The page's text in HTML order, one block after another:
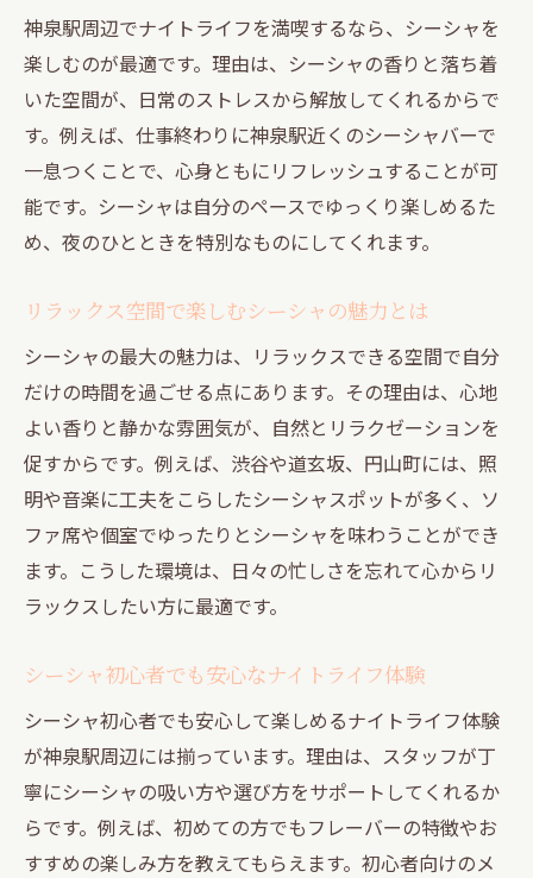
渋谷のナイトライフに欠かせないシーシャ
体験
道玄坂で楽しむ多彩なシーシャフレーバー
の選び方
渋谷でリラックスできるシーシャバーの魅
力
夜デートに最適なシーシャスポットの楽し
シーシャで広がる渋谷の交流と新しい出会
い
渋谷・道玄坂シーシャ文化の今を徹底紹介
円山町ならではのナイトライフ体験方法
円山町で見つけるシーシャと夜の非日常体
験
シーシャで味わう円山町の特別なリラック
スタイム
み方
円山町のナイトシーンでシーシャが彩る理
由
友人や新しい人と過ごす円山町の夜にシー
シャを
円山町ならではのシーシャ体験を深掘り解
神泉駅周辺でナイトライフを満喫するなら、シーシャを
楽しむのが最適です。理由は、シーシャの香りと落ち着
いた空間が、日常のストレスから解放してくれるからで
す。例えば、仕事終わりに神泉駅近くのシーシャバーで
一息つくことで、心身ともにリフレッシュすることが可
能です。シーシャは自分のペースでゆっくり楽しめるた
め、夜のひとときを特別なものにしてくれます。
リラックス空間で楽しむシーシャの魅力とは
シーシャの最大の魅力は、リラックスできる空間で自分
だけの時間を過ごせる点にあります。その理由は、心地
よい香りと静かな雰囲気が、自然とリラクゼーションを
促すからです。例えば、渋谷や道玄坂、円山町には、照
明や音楽に工夫をこらしたシーシャスポットが多く、ソ
ファ席や個室でゆったりとシーシャを味わうことができ
ます。こうした環境は、日々の忙しさを忘れて心からリ
ラックスしたい方に最適です。
シーシャ初心者でも安心なナイトライフ体験
シーシャ初心者でも安心して楽しめるナイトライフ体験
が神泉駅周辺には揃っています。理由は、スタッフが丁
寧にシーシャの吸い方や選び方をサポートしてくれるか
らです。例えば、初めての方でもフレーバーの特徴やお
すすめの楽しみ方を教えてもらえます。初心者向けのメ